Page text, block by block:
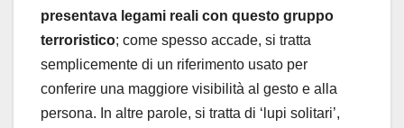
presentava legami reali con questo gruppo
terroristico; come spesso accade, si tratta
semplicemente di un riferimento usato per
conferire una maggiore visibilità al gesto e alla
persona. In altre parole, si tratta di ‘lupi solitari’,